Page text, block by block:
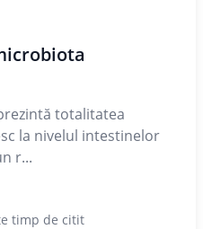
totalitatea
la nivelul intestinelor
r...
timp de citit